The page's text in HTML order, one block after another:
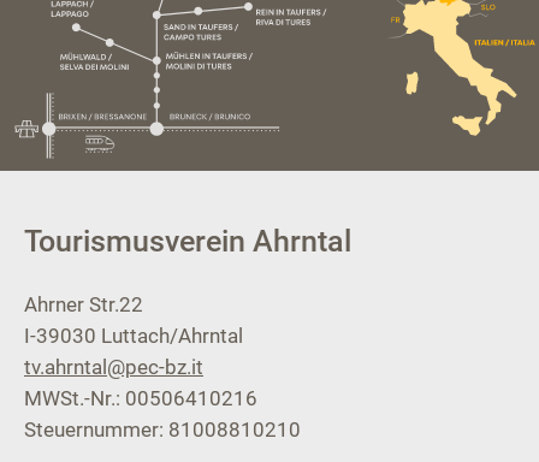
Tourismusverein Ahrntal
Ahrner Str.22
I-39030 Luttach/Ahrntal
tv.ahrntal@pec-bz.it
MWSt.-Nr.: 00506410216
Steuernummer: 81008810210